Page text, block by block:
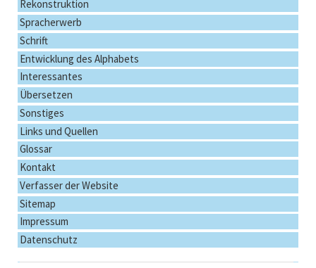
Rekonstruktion
Spracherwerb
Schrift
Entwicklung des Alphabets
Interessantes
Übersetzen
Sonstiges
Links und Quellen
Glossar
Kontakt
Verfasser der Website
Sitemap
Impressum
Datenschutz